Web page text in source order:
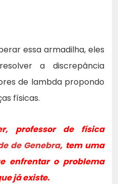
essa armadilha, eles
a discrepância
de lambda propondo
físicas.
professor de física
de Genebra, tem uma
enfrentar o problema
já existe.